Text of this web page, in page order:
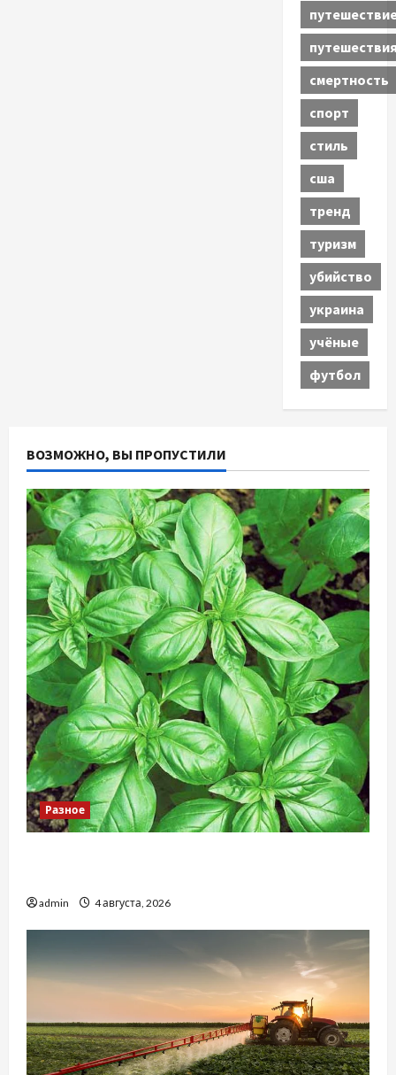
смертность
спорт
стиль
сша
тренд
туризм
убийство
украина
учёные
футбол
ВОЗМОЖНО, ВЫ ПРОПУСТИЛИ
Разное
admin 4 августа, 2026